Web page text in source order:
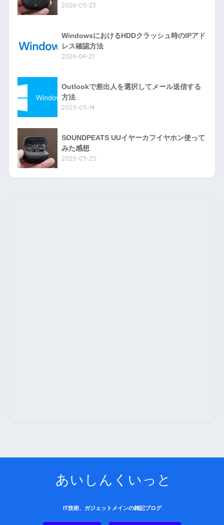
2026-05-23
WindowsにおけるHDDクラッシュ時のIPアド
レス確認方法
2026-04-21
Outlookで差出人を選択してメール送信する
方法
2025-05-14
SOUNDPEATS UUイヤーカフイヤホン使って
みた感想
2025-03-25
あいしんくいっと
IT技術、ガジェットメインの雑記ブログ